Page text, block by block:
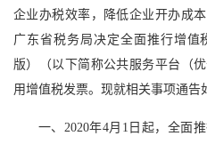
企业办税效率，降低企业开办成
广东省税务局决定全面推行增值
版）（以下简称公共服务平台（
用增值税发票。现就相关事项通告
一、2020年4月1日起，全面